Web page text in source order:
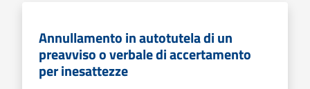
Annullamento in autotutela di un
preavviso o verbale di accertamento
per inesattezze